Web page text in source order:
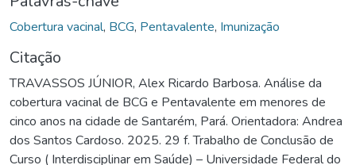
Cobertura vacinal, BCG, Pentavalente, Imunização
Citação
TRAVASSOS JÚNIOR, Alex Ricardo Barbosa. Análise da
cobertura vacinal de BCG e Pentavalente em menores de
cinco anos na cidade de Santarém, Pará. Orientadora: Andrea
dos Santos Cardoso. 2025. 29 f. Trabalho de Conclusão de
Curso ( Interdisciplinar em Saúde) – Universidade Federal do